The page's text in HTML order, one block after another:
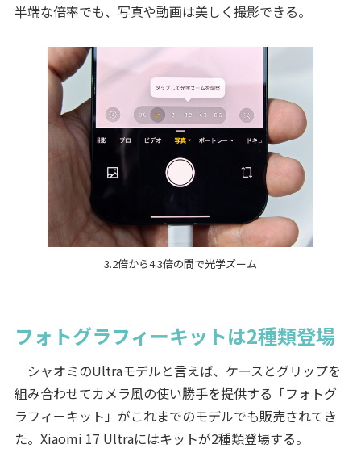
半端な倍率でも、写真や動画は美しく撮影できる。
3.2倍から4.3倍の間で光学ズーム
フォトグラフィーキットは2種類登場
シャオミのUltraモデルと言えば、ケースとグリップを
組み合わせてカメラ風の使い勝手を提供する「フォトグ
ラフィーキット」がこれまでのモデルでも販売されてき
た。Xiaomi 17 Ultraにはキットが2種類登場する。